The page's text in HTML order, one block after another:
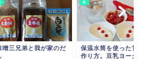
温水筒を使った甘酒の
り方。豆乳ヨーグルト
食
冬こそ摂りたい、葛
使ったヘルシーコロ